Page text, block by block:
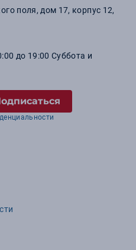
поля, дом 17, корпус 12,
до 19:00 Суббота и